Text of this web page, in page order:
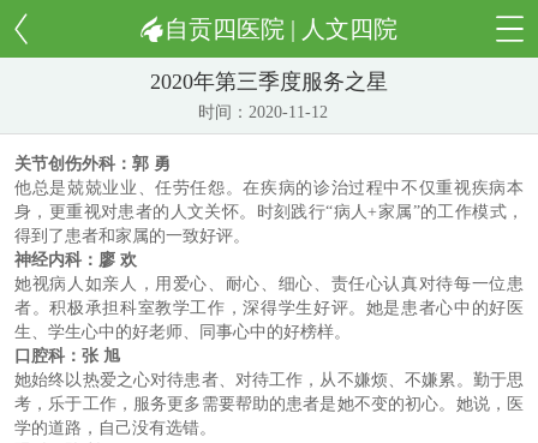
自贡四医院 | 人文四院
2020年第三季度服务之星
时间：2020-11-12
关节创伤外科：郭 勇
他总是兢兢业业、任劳任怨。在疾病的诊治过程中不仅重视疾病本
身，更重视对患者的人文关怀。时刻践行“病人+家属”的工作模式，
得到了患者和家属的一致好评。
神经内科：廖 欢
她视病人如亲人，用爱心、耐心、细心、责任心认真对待每一位患
者。积极承担科室教学工作，深得学生好评。她是患者心中的好医
生、学生心中的好老师、同事心中的好榜样。
口腔科：张 旭
她始终以热爱之心对待患者、对待工作，从不嫌烦、不嫌累。勤于思
考，乐于工作，服务更多需要帮助的患者是她不变的初心。她说，医
学的道路，自己没有选错。